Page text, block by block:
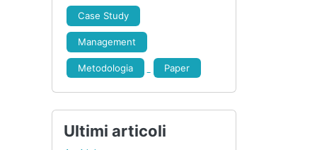
5. Approfondimento Mercato
6. Formulazione Strategia
7. Implementazione Strategia
Case Study
Management
Metodologia Paper
Ultimi articoli